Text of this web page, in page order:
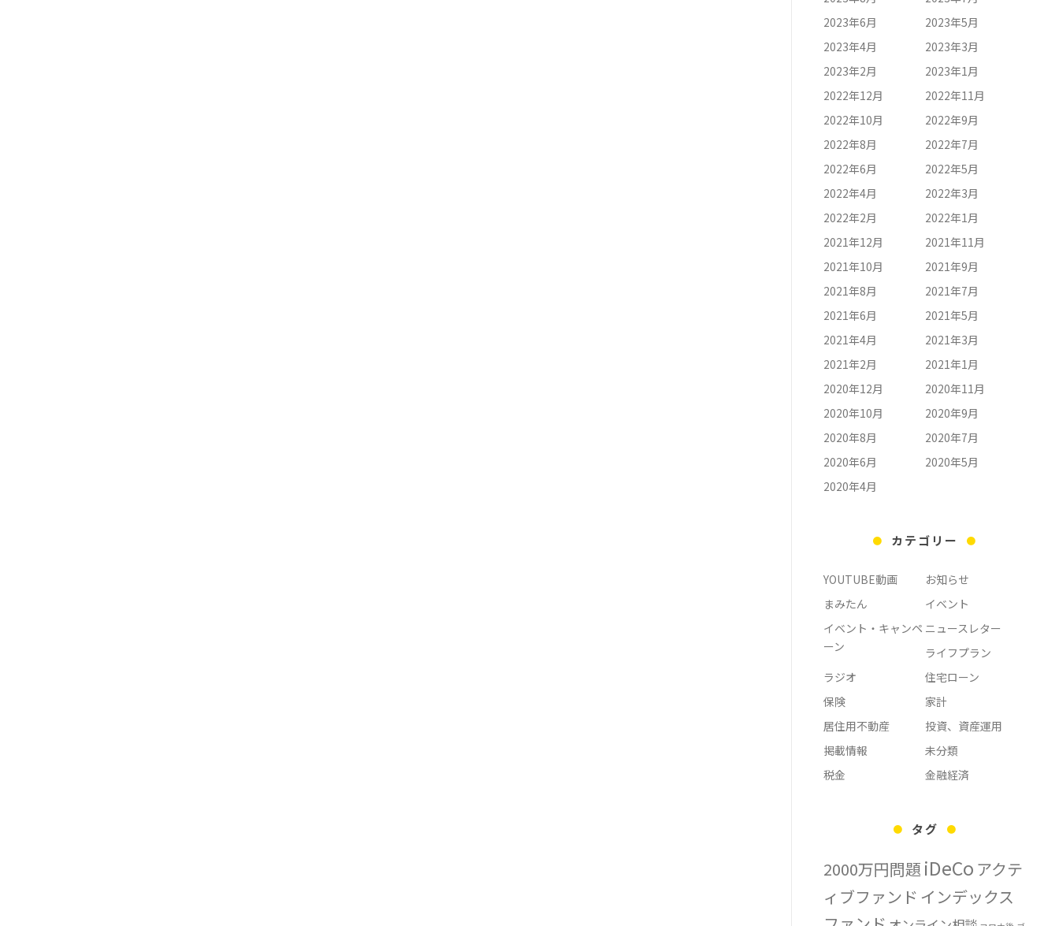
2023年6月
2023年5月
2023年4月
2023年3月
2023年2月
2023年1月
2022年12月
2022年11月
2022年10月
2022年9月
2022年8月
2022年7月
2022年6月
2022年5月
2022年4月
2022年3月
2022年2月
2022年1月
2021年12月
2021年11月
2021年10月
2021年9月
2021年8月
2021年7月
2021年6月
2021年5月
2021年4月
2021年3月
2021年2月
2021年1月
2020年12月
2020年11月
2020年10月
2020年9月
2020年8月
2020年7月
2020年6月
2020年5月
2020年4月
カテゴリー
YOUTUBE動画
お知らせ
まみたん
イベント
イベント・キャンペ
ーン
ニュースレター
ライフプラン
ラジオ
住宅ローン
保険
家計
居住用不動産
投資、資産運用
掲載情報
未分類
税金
金融経済
タグ
2000万円問題 iDeCo アクテ
ィブファンド インデックス